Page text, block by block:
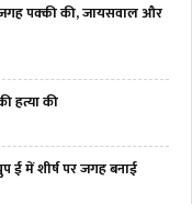
पक्की की, जायसवाल और
हत्या की
ई में शीर्ष पर जगह बनाई